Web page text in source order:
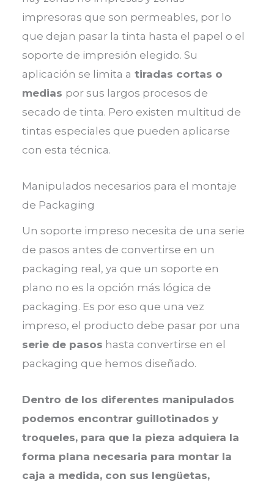
impresoras que son permeables, por lo
que dejan pasar la tinta hasta el papel o el
soporte de impresión elegido. Su
aplicación se limita a tiradas cortas o
medias por sus largos procesos de
secado de tinta. Pero existen multitud de
tintas especiales que pueden aplicarse
con esta técnica.
Manipulados necesarios para el montaje
de Packaging
Un soporte impreso necesita de una serie
de pasos antes de convertirse en un
packaging real, ya que un soporte en
plano no es la opción más lógica de
packaging. Es por eso que una vez
impreso, el producto debe pasar por una
serie de pasos hasta convertirse en el
packaging que hemos diseñado.
Dentro de los diferentes manipulados
podemos encontrar guillotinados y
troqueles, para que la pieza adquiera la
forma plana necesaria para montar la
caja a medida, con sus lengüetas,